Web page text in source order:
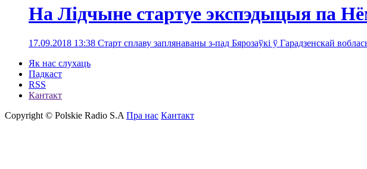
На Лідчыне стартуе экспэдыцыя па
17.09.2018 13:38 Старт сплаву заплянаваны з-пад Бярозаўкі ў Гарадзенскай
Як нас слухаць
Падкаст
RSS
Кантакт
Copyright © Polskie Radio S.A Пра нас Кантакт